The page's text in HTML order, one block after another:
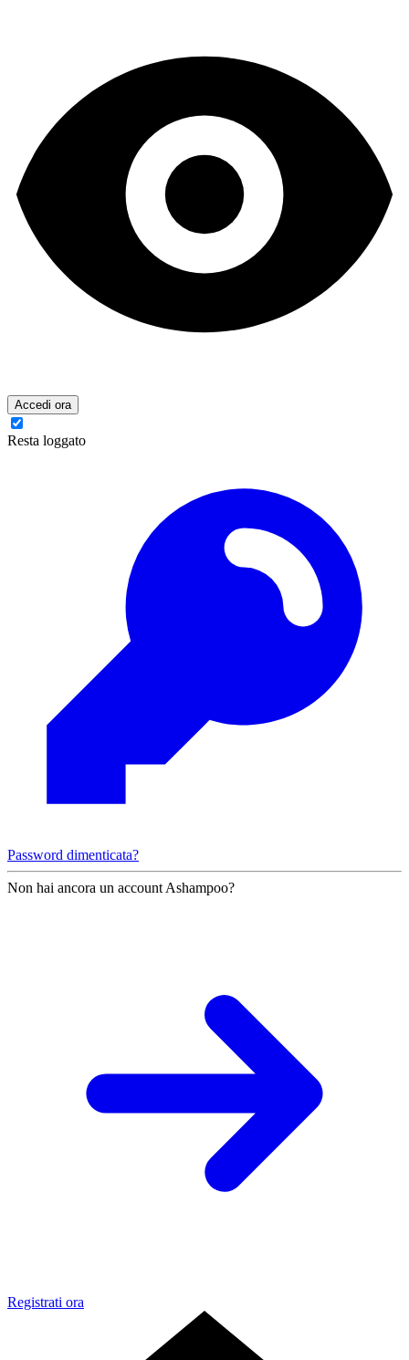
Accedi ora
Resta loggato
Password dimenticata?
Non hai ancora un account Ashampoo?
Registrati ora